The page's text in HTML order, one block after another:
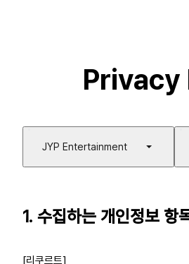
Privacy
1. 수집하는 개인정보 항
[리쿠르트]
JYP Entertainment